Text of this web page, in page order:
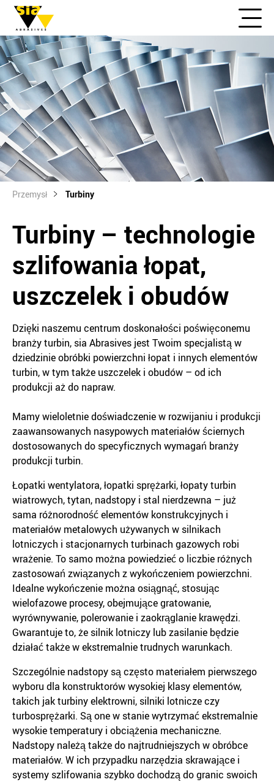
Przemysł Turbiny
Turbiny – technologie
szlifowania łopat,
uszczelek i obudów
Dzięki naszemu centrum doskonałości poświęconemu
branży turbin, sia Abrasives jest Twoim specjalistą w
dziedzinie obróbki powierzchni łopat i innych elementów
turbin, w tym także uszczelek i obudów – od ich
produkcji aż do napraw.
Mamy wieloletnie doświadczenie w rozwijaniu i produkcji
zaawansowanych nasypowych materiałów ściernych
dostosowanych do specyficznych wymagań branży
produkcji turbin.
Łopatki wentylatora, łopatki sprężarki, łopaty turbin
wiatrowych, tytan, nadstopy i stal nierdzewna – już
sama różnorodność elementów konstrukcyjnych i
materiałów metalowych używanych w silnikach
lotniczych i stacjonarnych turbinach gazowych robi
wrażenie. To samo można powiedzieć o liczbie różnych
zastosowań związanych z wykończeniem powierzchni.
Idealne wykończenie można osiągnąć, stosując
wielofazowe procesy, obejmujące gratowanie,
wyrównywanie, polerowanie i zaokrąglanie krawędzi.
Gwarantuje to, że silnik lotniczy lub zasilanie będzie
działać także w ekstremalnie trudnych warunkach.
Szczególnie nadstopy są często materiałem pierwszego
wyboru dla konstruktorów wysokiej klasy elementów,
takich jak turbiny elektrowni, silniki lotnicze czy
turbosprężarki. Są one w stanie wytrzymać ekstremalnie
wysokie temperatury i obciążenia mechaniczne.
Nadstopy należą także do najtrudniejszych w obróbce
materiałów. W ich przypadku narzędzia skrawające i
systemy szlifowania szybko dochodzą do granic swoich